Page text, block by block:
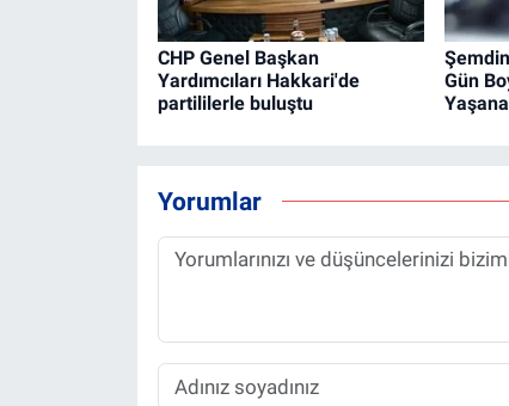
CHP Genel Başkan
Yardımcıları Hakkari'de
partililerle buluştu
Gün
Yorumlar